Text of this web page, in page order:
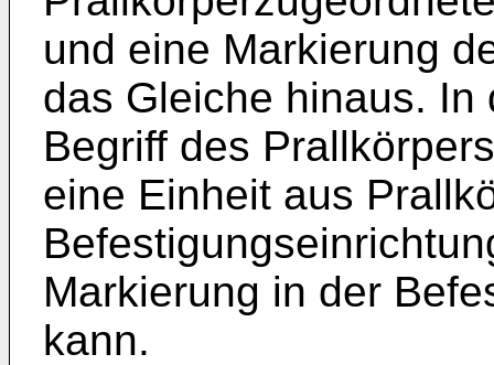
und eine Markierung
das Gleiche hinaus.
Begriff des
eine Einheit aus
Markierung in der
kann.